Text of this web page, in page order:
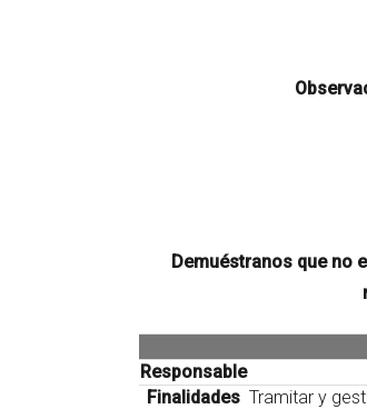
Demuéstranos que no
Responsable
Finalidades Tramitar y